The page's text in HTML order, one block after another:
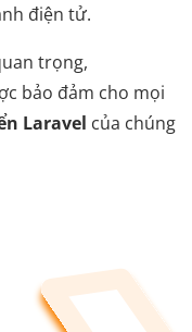
điện tử.
trọng,
bảo đảm cho mọi
Laravel của chúng